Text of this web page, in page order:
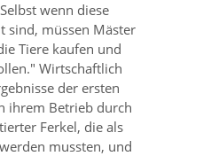
wenn diese
sind, müssen Mäster
Tiere kaufen und
Wirtschaftlich
der ersten
ihrem Betrieb durch
Ferkel, die als
mussten, und